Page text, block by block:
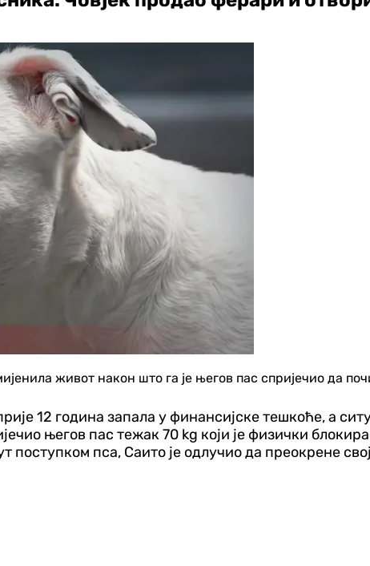
живот након што га је његов пас спријечио да
12 година запала у финансијске тешкоће, а
његов пас тежак 70 kg који је физички
поступком пса, Саито је одлучио да преокрене